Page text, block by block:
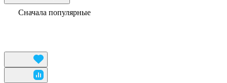
Сначала популярные